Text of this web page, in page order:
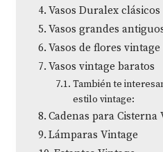
Vasos Duralex clásicos
Vasos grandes
Vasos de flores vintage
Vasos vintage baratos
También te
estilo vintage:
Cadenas para Cisterna
Lámparas Vintage